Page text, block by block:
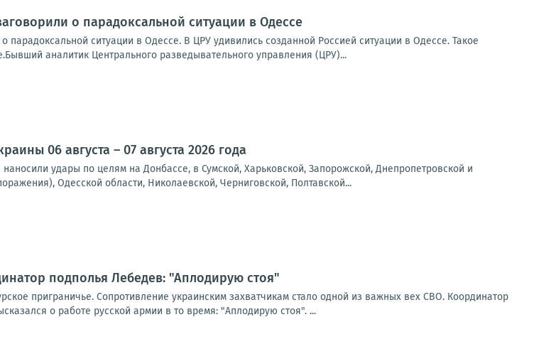
о парадоксальной ситуации в Одессе
ситуации в Одессе. В ЦРУ удивились созданной Россией ситуации в Одессе. Такое
аналитик Центрального разведывательного управления (ЦРУ)...
06 августа – 07 августа 2026 года
удары по целям на Донбассе, в Сумской, Харьковской, Запорожской, Днепропетровской и
Одесской области, Николаевской, Черниговской, Полтавской...
подполья Лебедев: "Аплодирую стоя"
приграничье. Сопротивление украинским захватчикам стало одной из важных вех СВО. Координатор
о работе русской армии в то время: "Аплодирую стоя". ...